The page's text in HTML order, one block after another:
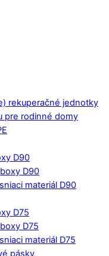
rekuperačné jednotky
pre rodinné domy
D90
D90
materiál D90
D75
D75
materiál D75
pásky